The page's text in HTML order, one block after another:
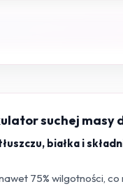
suchej masy
białka i
75% wilgotności,